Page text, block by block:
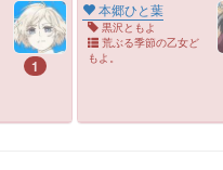
1
本郷ひと葉
黒沢ともよ
荒ぶる季節の乙女ど
もよ。